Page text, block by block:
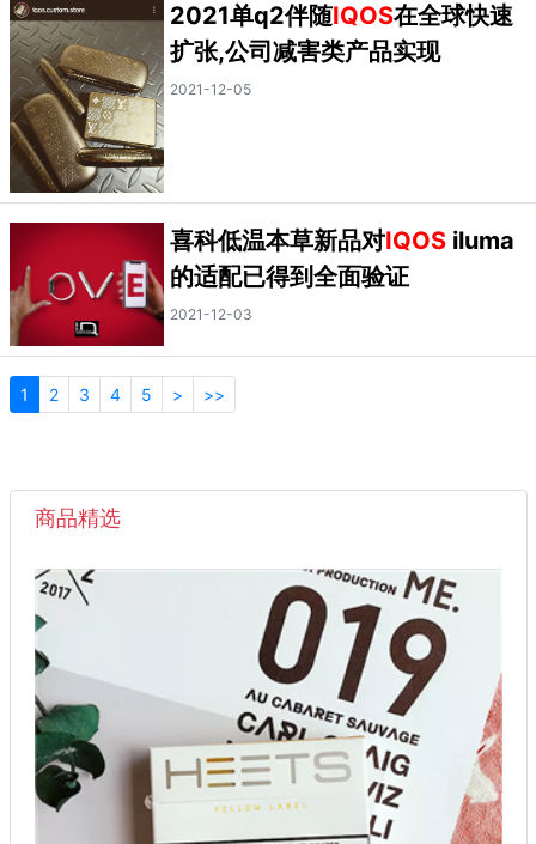
2021单q2伴随IQOS在全球快速
扩张,公司减害类产品实现
2021-12-05
喜科低温本草新品对IQOSiluma
的适配已得到全面验证
2021-12-03
1 2 3 4 5 > >>
商品精选